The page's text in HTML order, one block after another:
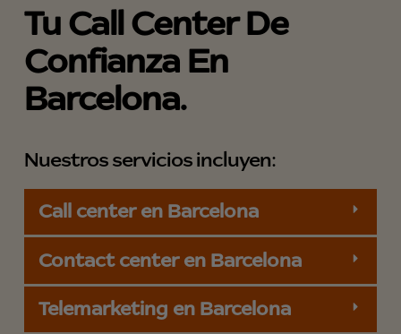
Tu Call Center De
Confianza En
Barcelona.
Nuestros servicios incluyen:
Call center en Barcelona
Contact center en Barcelona
Telemarketing en Barcelona